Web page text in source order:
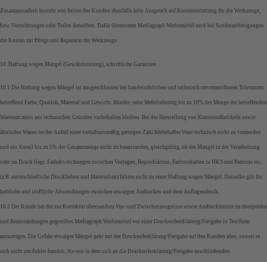
Zusammenarbeit besteht von Seiten des Kunden ebenfalls kein Anspruch auf Kostenerstattung für die Werkzeuge,
bzw. Vorrichtungen oder Teilen derselben. Dafür übernimmt Mediagraph Werbemittel auch bei Sonderanfertigungen
die Kosten zur Pflege und Reparatur der Werkzeuge.
10. Haftung wegen Mängel (Gewährleistung), schriftliche Garantien
10.1 Die Haftung wegen Mängel ist ausgeschlossen bei handelsüblichen und technisch unvermeidbaren Toleranzen
betreffend Farbe, Qualität, Material und Gewicht. Minder- oder Mehrlieferung bis zu 10% der Menge der betreffenden
Warenart muss aus technischen Gründen vorbehalten bleiben. Bei der Herstellung von Kunststoffartikeln sowie
ähnlicher Waren ist der Anfall einer verhältnismäßig geringen Zahl fehlerhafter Ware technisch nicht zu vermeiden
und ein Anteil bis zu 5% der Gesamtmenge nicht zu beanstanden, gleichgültig, ob der Mangel in der Verarbeitung
oder im Druck liegt. Farbabweichungen zwischen Vorlagen, Reproduktion, Farbtonkarten in HKS und Pantone etc.
(z.B. unterschiedliche Druckfarben und Materialien) führen nicht zu einer Haftung wegen Mängel. Dasselbe gilt für
farbliche und stoffliche Abweichungen zwischen etwaigen Andrucken und dem Auflagendruck.
10.2 Der Kunde hat die zur Korrektur übersandten Vor- und Zwischenzeugnisse sowie Andruckmuster zu überprüfen
und Beanstandungen gegenüber Mediagraph Werbemittel vor einer Druckreifeerklärung/Freigabe in Textform
anzuzeigen. Die Gefahr etwaiger Mängel geht mit der Druckreiferklärung/Freigabe auf den Kunden über, soweit es
sich nicht um Fehler handelt, die erst in dem sich an die Druckreiferklärung/Freigabe anschließenden